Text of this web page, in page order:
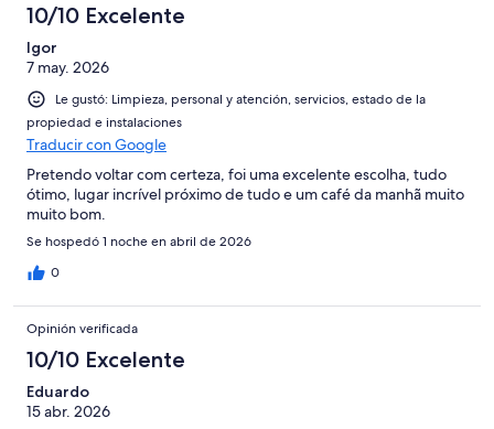
10/10 Excelente
Igor
7 may. 2026
Le gustó: Limpieza, personal y atención, servicios, estado de la
propiedad e instalaciones
Traducir con Google
Pretendo voltar com certeza, foi uma excelente escolha, tudo
ótimo, lugar incrível próximo de tudo e um café da manhã muito
muito bom.
Se hospedó 1 noche en abril de 2026
0
Opinión verificada
10/10 Excelente
Eduardo
15 abr. 2026